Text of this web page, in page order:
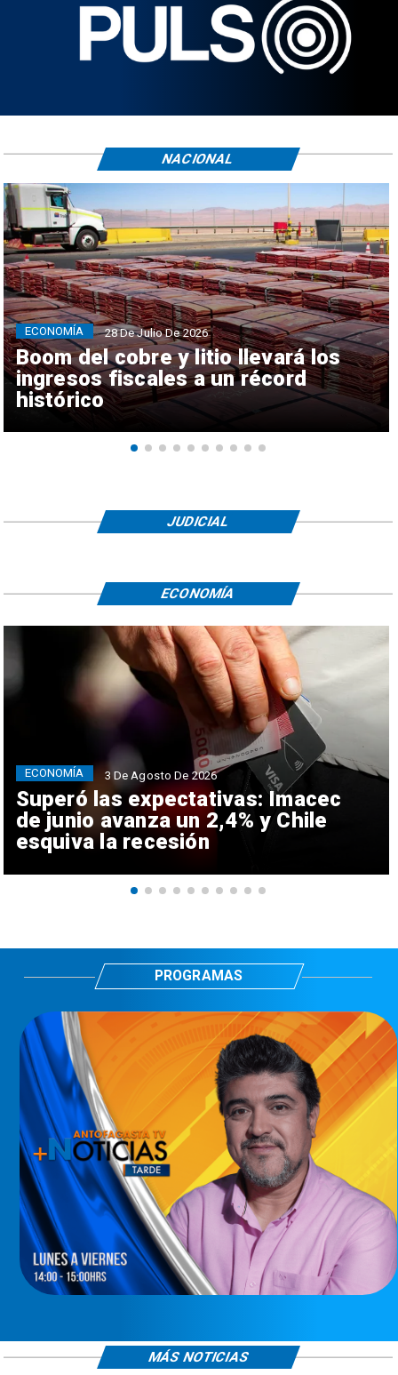
Boom del cobre y litio llevará los
ingresos fiscales a un récord
histórico
ECONOMÍA 28 De Julio De 2026
NACIONAL
JUDICIAL
Superó las expectativas: Imacec
de junio avanza un 2,4% y Chile
esquiva la recesión
ECONOMÍA 3 De Agosto De 2026
ECONOMÍA
PROGRAMAS
MÁS NOTICIAS